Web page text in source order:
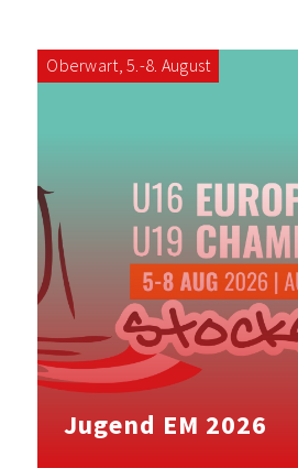
Oberwart, 5.-8. August
Jugend EM 2026